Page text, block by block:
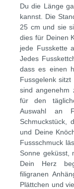
Du die Länge
kannst. Die
25 cm und sie
dies für Deinen
jede Fusskette
Jedes
dass es einen
Fussgelenk
sind angenehm
für den
Auswahl an
Schmuckstück,
und Deine
Fussschmuck
Sonne geküsst,
Dein Herz
filigranen
Plättchen und